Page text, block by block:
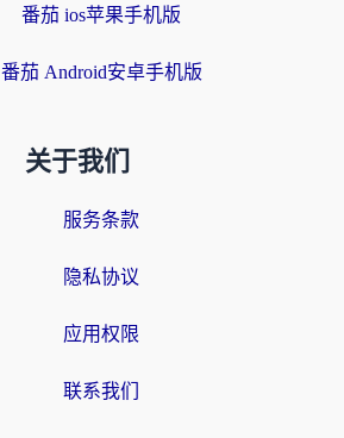
番茄 ios苹果手机版
番茄 Android安卓手机版
关于我们
服务条款
隐私协议
应用权限
联系我们